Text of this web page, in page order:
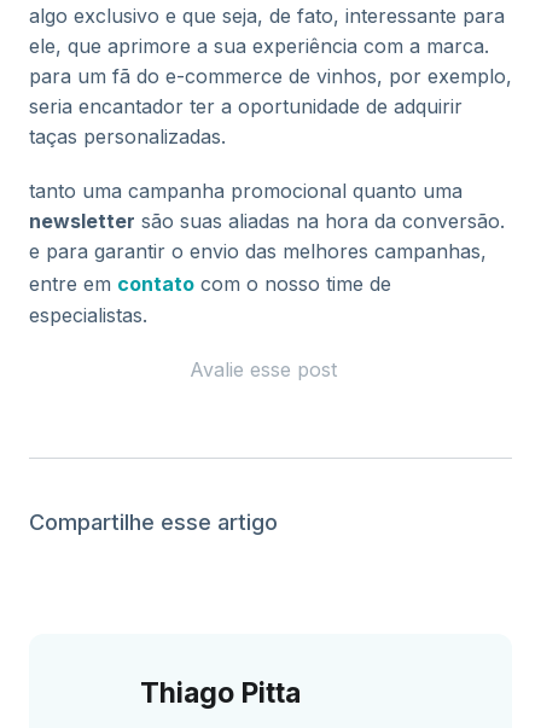
algo exclusivo e que seja, de fato, interessante para
ele, que aprimore a sua experiência com a marca.
para um fã do e-commerce de vinhos, por exemplo,
seria encantador ter a oportunidade de adquirir
taças personalizadas.
tanto uma campanha promocional quanto uma
newsletter são suas aliadas na hora da conversão.
e para garantir o envio das melhores campanhas,
entre em contato com o nosso time de
especialistas.
Avalie esse post
Compartilhe esse artigo
Thiago Pitta